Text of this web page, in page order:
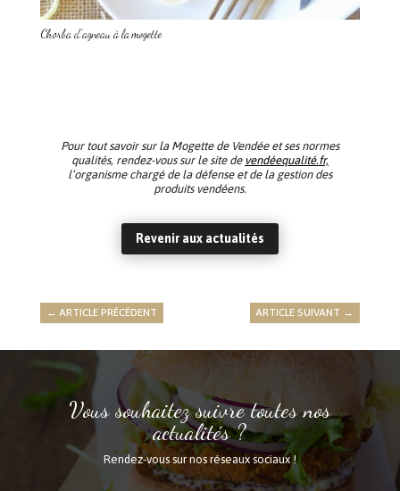
Chorba d’agneau à la mogette
Pour tout savoir sur la Mogette de Vendée et ses normes
qualités, rendez-vous sur le site de vendéequalité.fr,
l’organisme chargé de la défense et de la gestion des
produits vendéens.
Revenir aux actualités
← ARTICLE PRÉCÉDENT ARTICLE SUIVANT →
Vous souhaitez suivre toutes nos
actualités ?
Rendez-vous sur nos réseaux sociaux !